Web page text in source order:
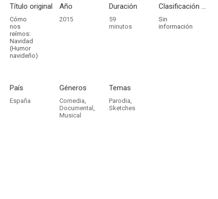
Título original
Cómo
nos
reímos:
Navidad
(Humor
navideño)
Año
2015
Duración
59
minutos
Clasificación por edades
Sin
información
País
España
Géneros
Comedia,
Documental ,
Musical
Temas
Parodia,
Sketches